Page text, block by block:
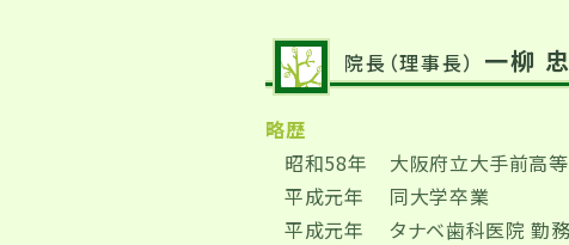
院長（理事長） 一柳
略歴
昭和58年
大阪府立大手前高
平成元年
同大学卒業
平成元年
タナベ歯科医院 勤務